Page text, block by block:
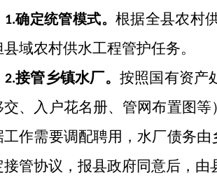
1.确定统管模式。 根据全县农村
域农村供水工程管护任务。
2.接管乡镇水厂。 按照国有资产
交、入户花名册、管网布置图
工作需要调配聘用，水厂债务
接管协议，报县政府同意后，由